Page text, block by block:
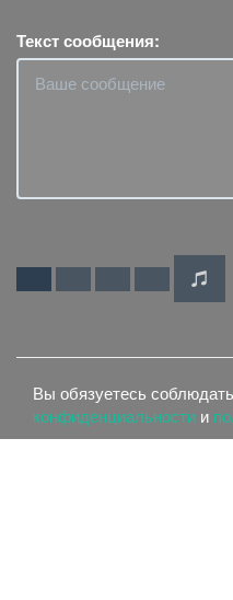
Текст сообщения:
Вы обязуетесь соблюдать
конфиденциальности и